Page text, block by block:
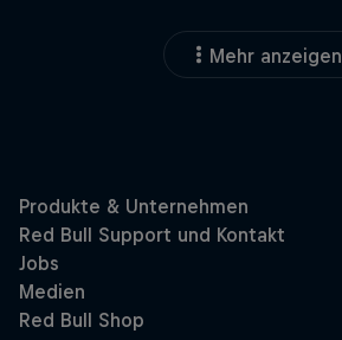
Mehr anzeigen